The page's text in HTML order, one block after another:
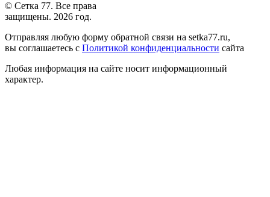
© Сетка 77. Все права
защищены. 2026 год.
Отправляя любую форму обратной связи на setka77.ru,
вы соглашаетесь с Политикой конфиденциальности сайта
Любая информация на сайте носит информационный
характер.